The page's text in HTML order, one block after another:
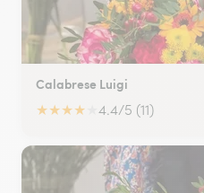
Calabrese Luigi
★★★★ 4.4/5 (11)